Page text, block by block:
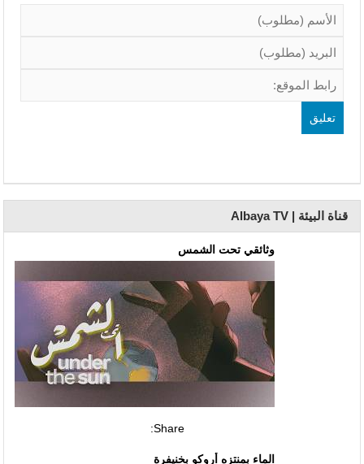
قناة البيئة | Albaya TV
وثائقي تحت الشمس
Share:
الماء بمنتزه أروكو بخنيفرة